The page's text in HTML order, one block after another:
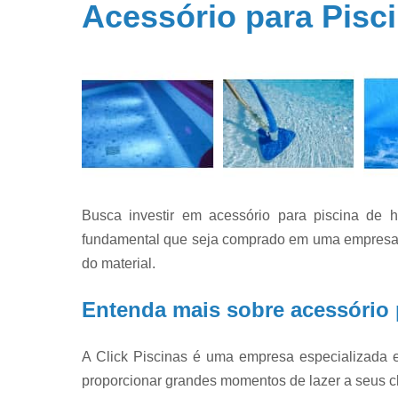
Filtros para
piscinas
Iluminação
piscina
Limpeza
piscinas
de piscinas
para
Acessório para
Busca investir em acessório para piscina de
fundamental que seja comprado em uma
do material.
Entenda mais sobre
A Click Piscinas é uma empresa
proporcionar grandes momentos de lazer a seus